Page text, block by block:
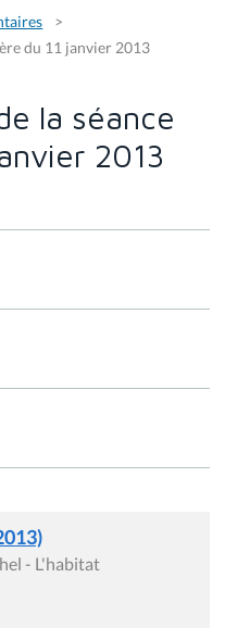
du 11 janvier 2013
la séance
2013
- L'habitat